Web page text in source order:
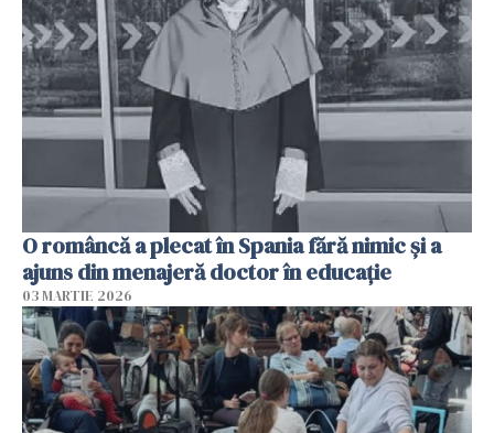
O româncă a plecat în Spania fără nimic și a
ajuns din menajeră doctor în educație
03 MARTIE 2026